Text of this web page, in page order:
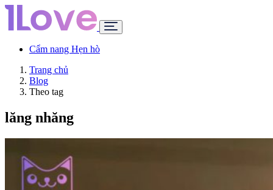
Cẩm nang Hẹn hò
Trang chủ
Blog
Theo tag
lăng nhăng